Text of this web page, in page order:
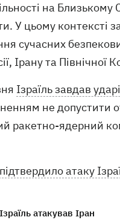
на Близькому
У цьому
сучасних
Ірану та Північної
Ізраїль завдав
не допустити
ракетно-ядерний
атаку
Ізраїль атакував Іран